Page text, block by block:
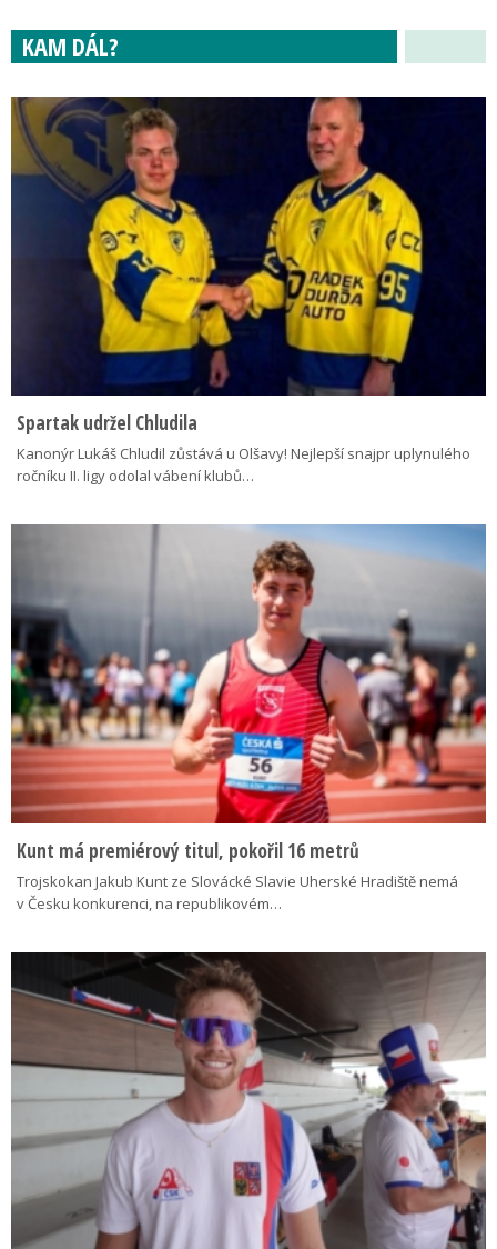
KAM DÁL?
Spartak udržel Chludila
Kanonýr Lukáš Chludil zůstává u Olšavy! Nejlepší snajpr uplynulého
ročníku II. ligy odolal vábení klubů…
Kunt má premiérový titul, pokořil 16 metrů
Trojskokan Jakub Kunt ze Slovácké Slavie Uherské Hradiště nemá
v Česku konkurenci, na republikovém…